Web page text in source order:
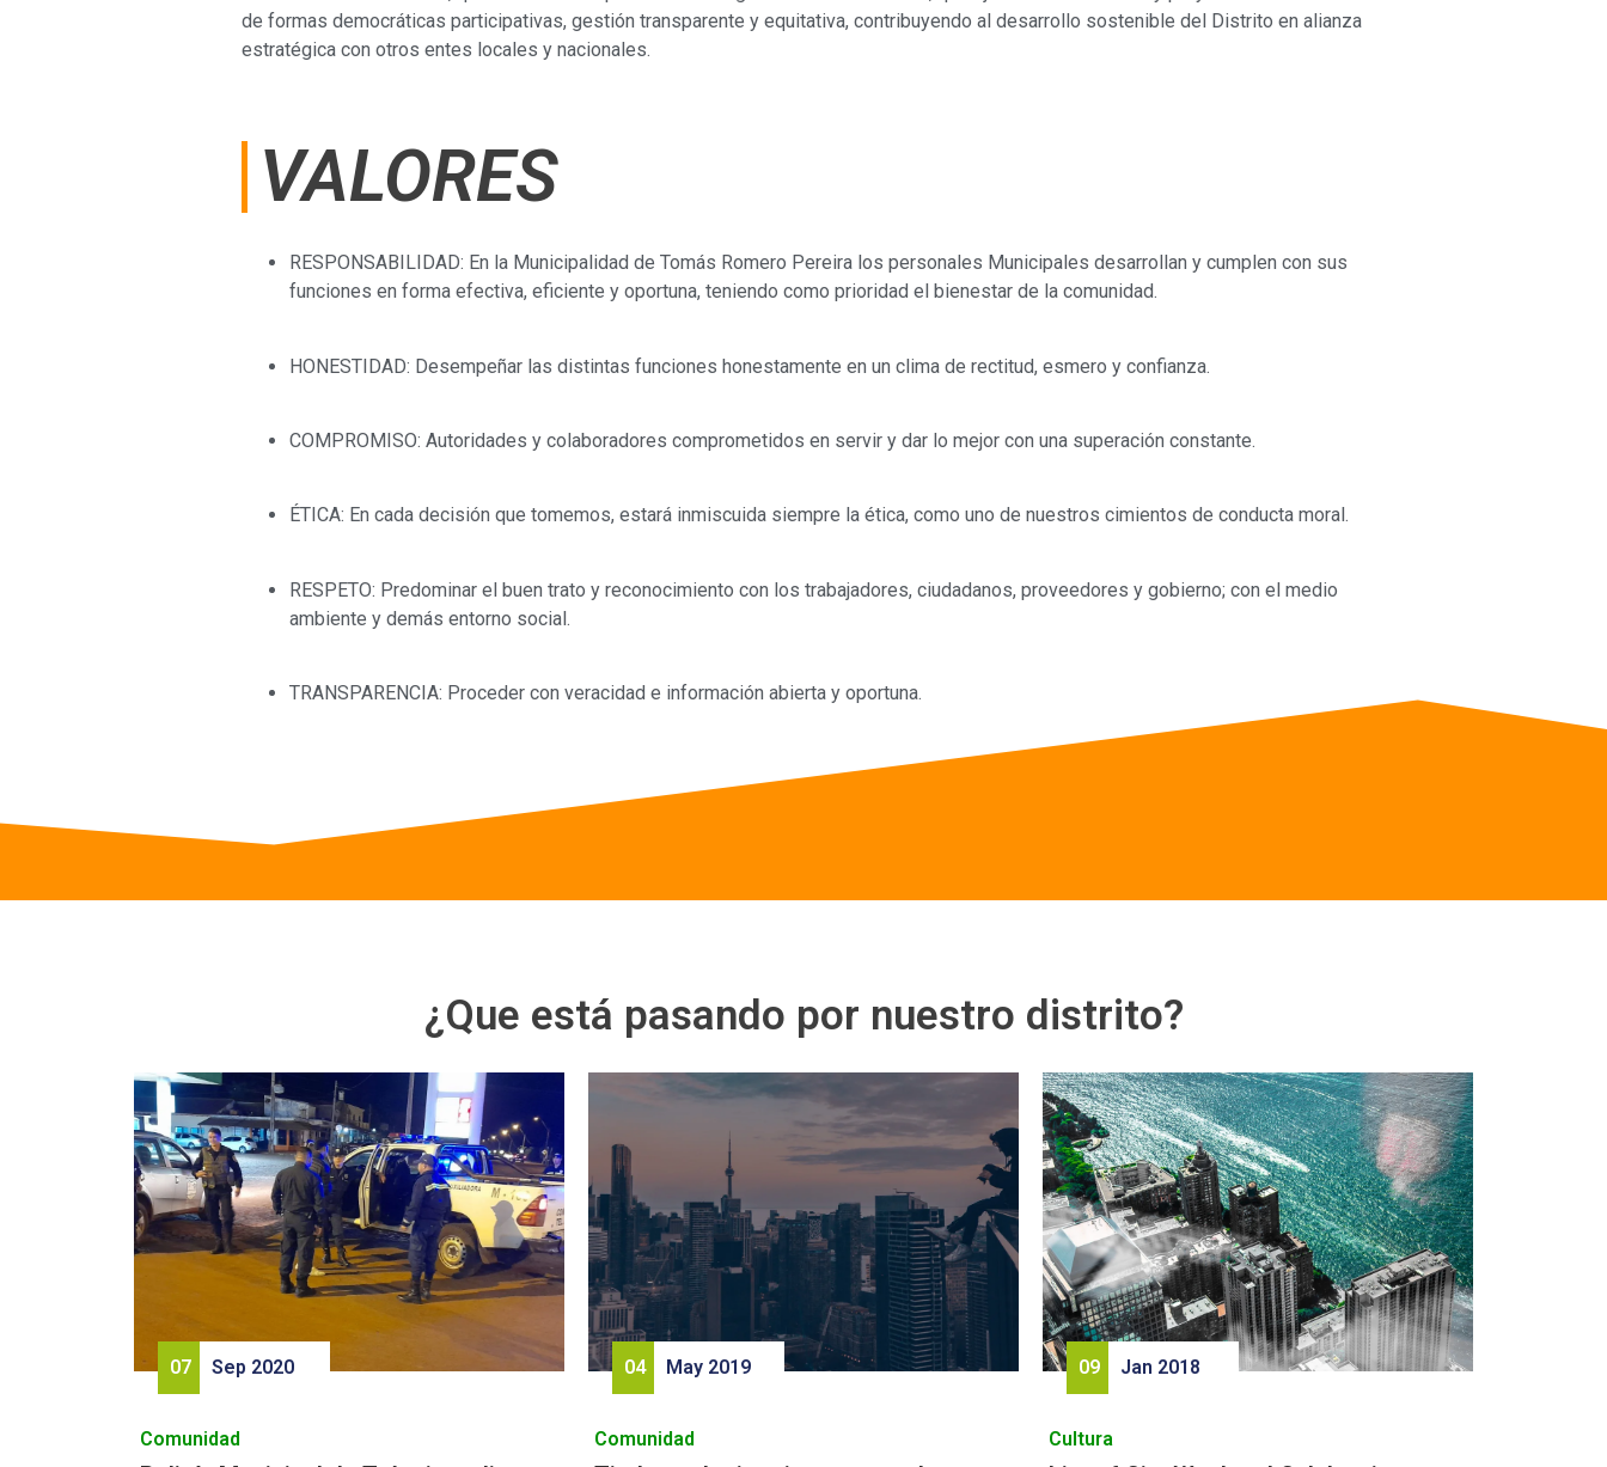
de formas democráticas participativas, gestión transparente y equitativa, contribuyendo al desarrollo sostenible del Distrito en alianza
estratégica con otros entes locales y nacionales.
VALORES
RESPONSABILIDAD: En la Municipalidad de Tomás Romero Pereira los personales Municipales desarrollan y cumplen con sus
funciones en forma efectiva, eficiente y oportuna, teniendo como prioridad el bienestar de la comunidad.
HONESTIDAD: Desempeñar las distintas funciones honestamente en un clima de rectitud, esmero y confianza.
COMPROMISO: Autoridades y colaboradores comprometidos en servir y dar lo mejor con una superación constante.
ÉTICA: En cada decisión que tomemos, estará inmiscuida siempre la ética, como uno de nuestros cimientos de conducta moral.
RESPETO: Predominar el buen trato y reconocimiento con los trabajadores, ciudadanos, proveedores y gobierno; con el medio
ambiente y demás entorno social.
TRANSPARENCIA: Proceder con veracidad e información abierta y oportuna.
¿Que está pasando por nuestro distrito?
07 Sep 2020
Comunidad
04 May 2019
Comunidad
09 Jan 2018
Cultura